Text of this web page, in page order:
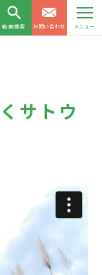
動画検索 お問い合わせ メニュー
サトウ